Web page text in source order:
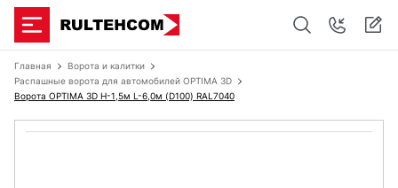
Главная
Ворота и калитки
Распашные ворота для автомобилей OPTIMA 3D
Ворота OPTIMA 3D H-1,5м L-6,0м (D100) RAL7040